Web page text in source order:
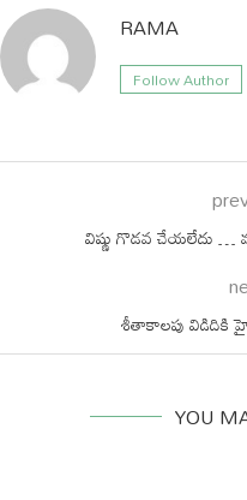
RAMA
Follow Author
విష్ణు గొడవ చేయలేదు …
శీతాకాలపు విడిదికి
YOU